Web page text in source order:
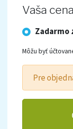
Vaša cena
Zadarmo
Môžu byť
Pre